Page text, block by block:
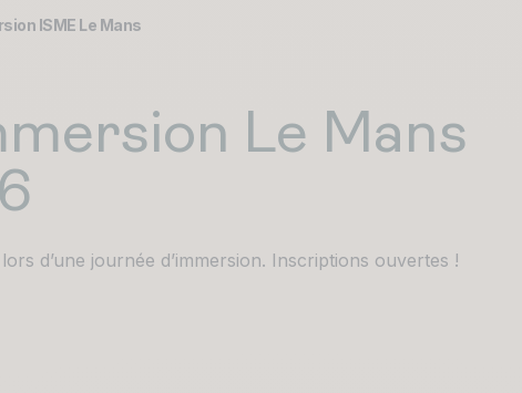
ISME Le Mans
Le Mans
d’une journée d’immersion. Inscriptions ouvertes !